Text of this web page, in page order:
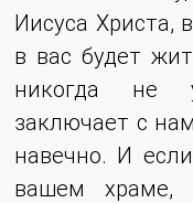
Иисуса Христа,
в вас будет
никогда не
заключает с
навечно. И
вашем храме,